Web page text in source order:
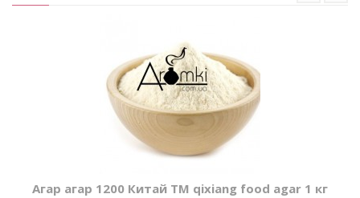
Агар агар 1200 Китай ТМ qixiang food agar 1 кг